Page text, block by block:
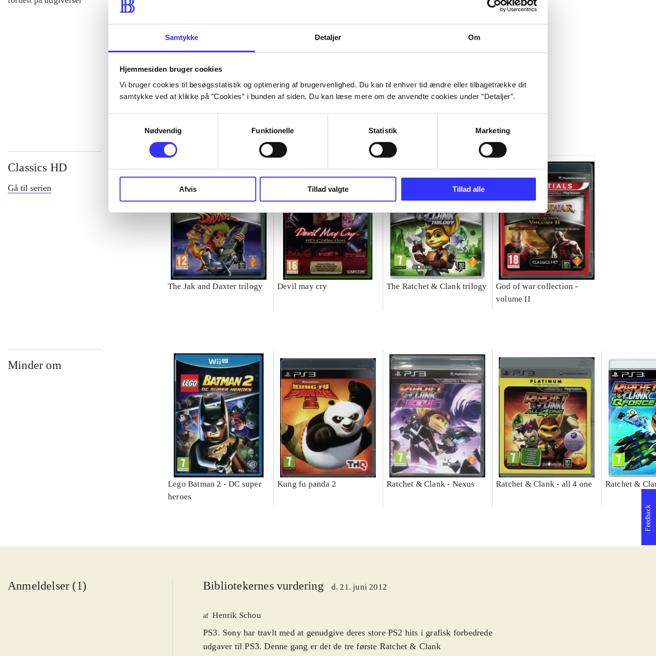
Samtykke Detaljer Om
Hjemmesiden bruger cookies
Vi bruger cookies til besøgsstatistik og optimering af brugervenlighed. Du kan til enhver tid ændre eller tilbagetrække dit
samtykke ved at klikke på ”Cookies” i bunden af siden. Du kan læse mere om de anvendte cookies under ”Detaljer”.
Nødvendig
Funktionelle Statistik Marketing
Afvis Tillad valgte Tillad alle
...
Classics HD
Gå til serien
The Jak and Daxter trilogy Devil may cry The Ratchet & Clank trilogy
God of war collection -
volume II
Minder om
Lego Batman 2 - DC super
heroes
Kung fu panda 2 Ratchet & Clank - Nexus Ratchet & Clank - all 4 one Ratchet &
Anmeldelser (1) Bibliotekernes vurdering d. 21. juni 2012
af Henrik Schou
PS3. Sony har travlt med at genudgive deres store PS2 hits i grafisk forbedrede
udgaver til PS3. Denne gang er det de tre første Ratchet & Clank
Feedback